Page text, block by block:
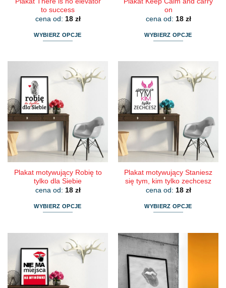
to success
cena od: 18 zł
WYBIERZ OPCJE
wiele
wariantów.
Opcje
można
wybrać
na
stronie
produktu
on
cena od: 18 zł
WYBIERZ OPCJE
wiele
wariantów.
Opcje
można
wybrać
na
stronie
produktu
Plakat motywujący Robię to
tylko dla Siebie
cena od: 18 zł
WYBIERZ OPCJE
wiele
wariantów.
Opcje
można
Plakat motywujący Staniesz
się tym, kim tylko zechcesz
cena od: 18 zł
WYBIERZ OPCJE
ma
wiele
wariantów.
Opcje
można